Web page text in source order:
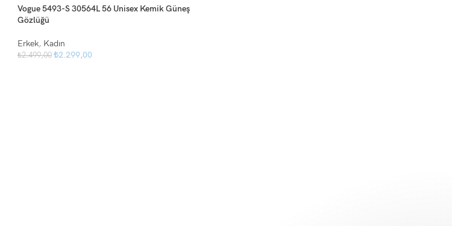
Vogue 5493-S 30564L 56 Unisex Kemik Güneş
Gözlüğü
Erkek, Kadın
₺2.499,00 ₺2.299,00